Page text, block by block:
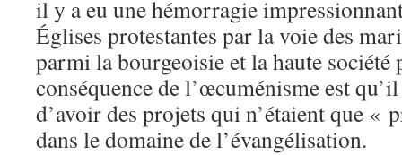
il y a eu une hémorragie
Églises protestantes par la voie des
parmi la bourgeoisie et la haute société
conséquence de l’œcuménisme est
d’avoir des projets qui n’étaient que «
dans le domaine de l’évangélisation.